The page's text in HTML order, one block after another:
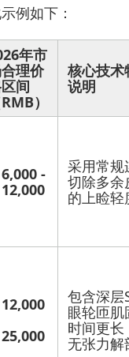
例如下：
年市
理价
间
RMB）
核心技术
说明
6,000 -
12,000
采用常规
切除多余
的上睑轻
12,000
25,000
包含深层
眼轮匝
时间更长
无张力解